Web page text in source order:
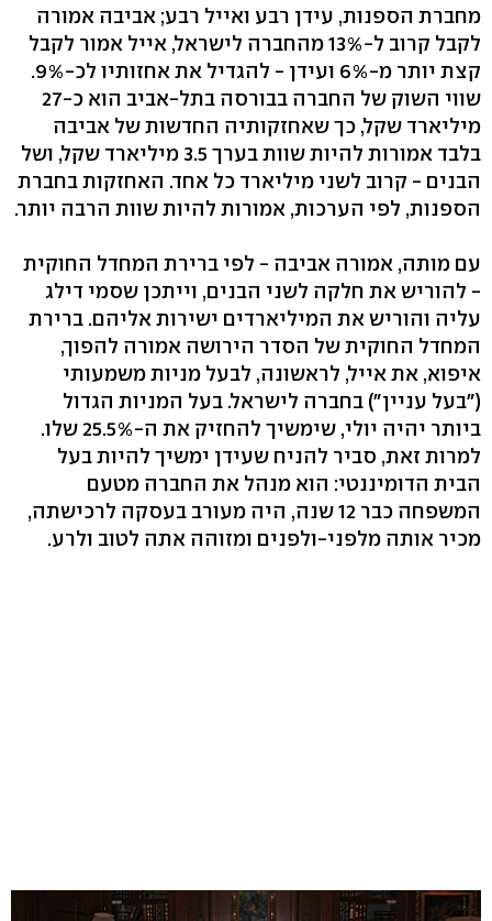
מחברת הספנות, עידן רבע ואייל רבע; אביבה אמורה
לקבל קרוב ל-13% מהחברה לישראל, אייל אמור לקבל
קצת יותר מ-6% ועידן - להגדיל את אחזותיו לכ-9%.
שווי השוק של החברה בבורסה בתל-אביב הוא כ-27
מיליארד שקל, כך שאחזקותיה החדשות של אביבה
בלבד אמורות להיות שוות בערך 3.5 מיליארד שקל, ושל
הבנים - קרוב לשני מיליארד כל אחד. האחזקות בחברת
הספנות, לפי הערכות, אמורות להיות שוות הרבה יותר.
עם מותה, אמורה אביבה - לפי ברירת המחדל החוקית
- להוריש את חלקה לשני הבנים, וייתכן שסמי דילג
עליה והוריש את המיליארדים ישירות אליהם. ברירת
המחדל החוקית של הסדר הירושה אמורה להפוך,
איפוא, את אייל, לראשונה, לבעל מניות משמעותי
("בעל עניין") בחברה לישראל. בעל המניות הגדול
ביותר יהיה יולי, שימשיך להחזיק את ה-25.5% שלו.
למרות זאת, סביר להניח שעידן ימשיך להיות בעל
הבית הדומיננטי: הוא מנהל את החברה מטעם
המשפחה כבר 12 שנה, היה מעורב בעסקה לרכישתה,
מכיר אותה מלפני-ולפנים ומזוהה אתה לטוב ולרע.